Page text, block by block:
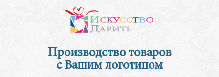
Производство товаров
с Вашим логотипом